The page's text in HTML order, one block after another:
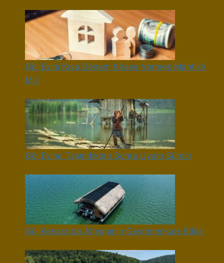
Göl Evini Kısa Dönem Kiraya Vermek Mantıklı
Mı?
Göl Evine Taşındıktan Sonra Uyum Süreci
Göl Kenarında Altyapının Gayrimenkule Etkisi